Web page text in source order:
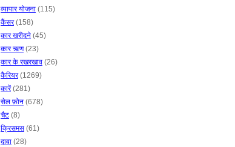
व्यापार योजना (115)
कैंसर(158)
कार खरीदने (45)
कार ऋण(23)
कार के रखरखाव (26)
कैरियर(1269)
कारें(281)
सेल फ़ोन (678)
चैट (8)
क्रिसमस (61)
दावा (28)